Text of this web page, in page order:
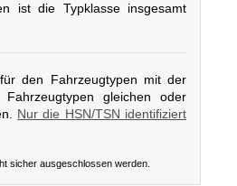
ist die Typklasse insgesamt
den Fahrzeugtypen mit der
gleichen oder
Nur die HSN/TSN identifiziert
sicher ausgeschlossen werden.